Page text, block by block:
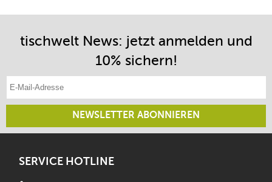
tischwelt News: jetzt anmelden und
10% sichern!
E-Mail-Adresse eintragen
NEWSLETTER ABONNIEREN
SERVICE HOTLINE